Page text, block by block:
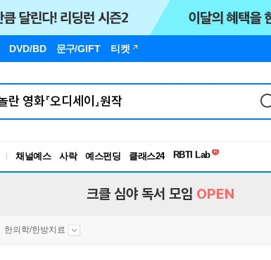
DVD/BD 문구/GIFT 티켓
채널예스 사락 예스펀딩 클래스24
독서유형검사
크클 심야 독서 모임 OPEN
한의학/한방치료